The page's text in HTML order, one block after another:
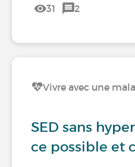
31 2
Vivre avec une
SED sans
ce possible et